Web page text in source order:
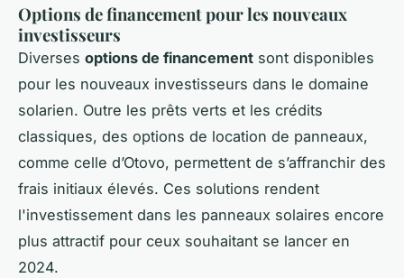
Options de financement pour les nouveaux
investisseurs
Diverses options de financement sont disponibles
pour les nouveaux investisseurs dans le domaine
solarien. Outre les prêts verts et les crédits
classiques, des options de location de panneaux,
comme celle d’Otovo, permettent de s’affranchir des
frais initiaux élevés. Ces solutions rendent
l'investissement dans les panneaux solaires encore
plus attractif pour ceux souhaitant se lancer en
2024.